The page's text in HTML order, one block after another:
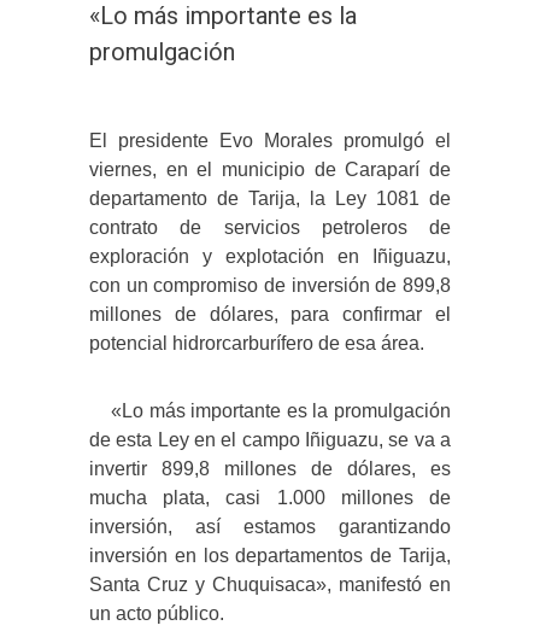
«Lo más importante es la
promulgación
El presidente Evo Morales promulgó el
viernes, en el municipio de Caraparí de
departamento de Tarija, la Ley 1081 de
contrato de servicios petroleros de
exploración y explotación en Iñiguazu,
con un compromiso de inversión de 899,8
millones de dólares, para confirmar el
potencial hidrorcarburífero de esa área.
«Lo más importante es la promulgación
de esta Ley en el campo Iñiguazu, se va a
invertir 899,8 millones de dólares, es
mucha plata, casi 1.000 millones de
inversión, así estamos garantizando
inversión en los departamentos de Tarija,
Santa Cruz y Chuquisaca», manifestó en
un acto público.